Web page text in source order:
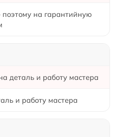
на гарантийную
деталь и работу мастера
и работу мастера